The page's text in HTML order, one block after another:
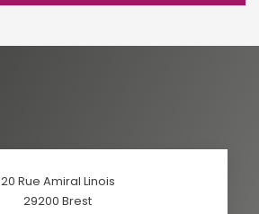
VOITURE
20 Rue Amiral Linois
29200 Brest